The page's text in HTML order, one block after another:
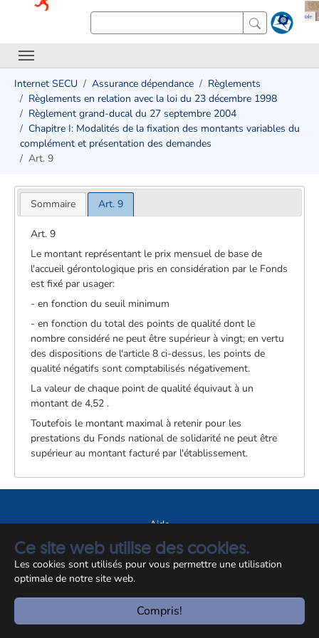
Ce site web utilise des cookies.
Les cookies sont utilisés pour vous permettre une utilisation
optimale de notre site web.
Compris!
Internet SECU Assurance dépendance
Règlements
Règlements en relation avec la loi du 23 décembre 1998
Règlement grand-ducal du 27 septembre 2004
Chapitre I: Modalités de la fixation des montants variables du
complément et présentation des demandes
Art. 9
Sommaire Art. 9
Art. 9
Le montant représentant le prix mensuel de base de
l'accueil gérontologique pris en considération par le Fonds
est fixé par usager:
- en fonction du seuil minimum
- en fonction du total des points de qualité dont le
nombre considéré ne peut être supérieur à vingt; en vertu
des dispositions de l'article 8 ci-dessus, les points de
qualité négatifs sont comptabilisés négativement.
La valeur de chaque point de qualité équivaut à un
montant de 4,52 .
Toutefois le montant maximal à retenir pour les
prestations du Fonds national de solidarité ne peut être
supérieur au montant facturé par l'établissement.
Aide
A propos du site
Notice légale
© CCSS 2026